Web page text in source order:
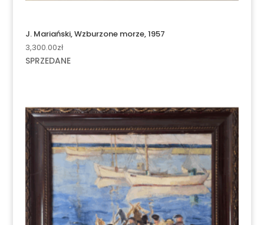
J. Mariański, Wzburzone morze, 1957
3,300.00zł
SPRZEDANE